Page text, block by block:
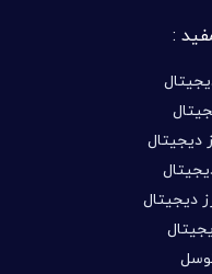
:
دیجیتال
دیجیتال